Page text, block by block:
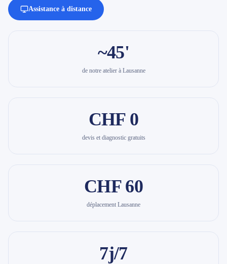
Assistance à distance
~45'
de notre atelier à Lausanne
CHF 0
devis et diagnostic gratuits
CHF 60
déplacement Lausanne
7j/7